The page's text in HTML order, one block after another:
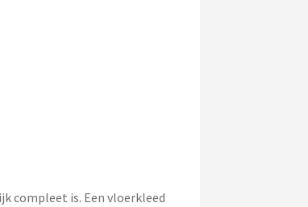
compleet is. Een vloerkleed